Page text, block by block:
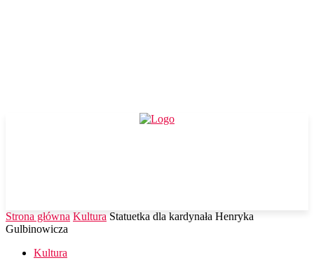
Strona główna Kultura Statuetka dla kardynała Henryka
Gulbinowicza
Kultura